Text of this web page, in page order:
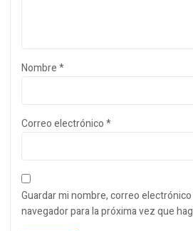
Nombre*
Correo electrónico*
Guardar mi nombre, correo
navegador para la próxima vez que